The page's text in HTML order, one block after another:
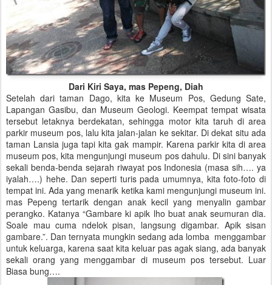
Dari Kiri Saya, mas Pepeng, Diah
Setelah dari taman Dago, kita ke Museum Pos, Gedung Sate,
Lapangan Gasibu, dan Museum Geologi. Keempat tempat wisata
tersebut letaknya berdekatan, sehingga motor kita taruh di area
parkir museum pos, lalu kita jalan-jalan ke sekitar. Di dekat situ ada
taman Lansia juga tapi kita gak mampir. Karena parkir kita di area
museum pos, kita mengunjungi museum pos dahulu. Di sini banyak
sekali benda-benda sejarah riwayat pos Indonesia (masa sih…. ya
iyalah….) hehe. Dan seperti turis pada umumnya, kita foto-foto di
tempat ini. Ada yang menarik ketika kami mengunjungi museum ini.
mas Pepeng tertarik dengan anak kecil yang menyalin gambar
perangko. Katanya “Gambare ki apik lho buat anak seumuran dia.
Soale mau cuma ndelok pisan, langsung digambar. Apik sisan
gambare.”. Dan ternyata mungkin sedang ada lomba menggambar
untuk keluarga, karena saat kita keluar pas agak siang, ada banyak
sekali orang yang menggambar di museum pos tersebut. Luar
Biasa bung….